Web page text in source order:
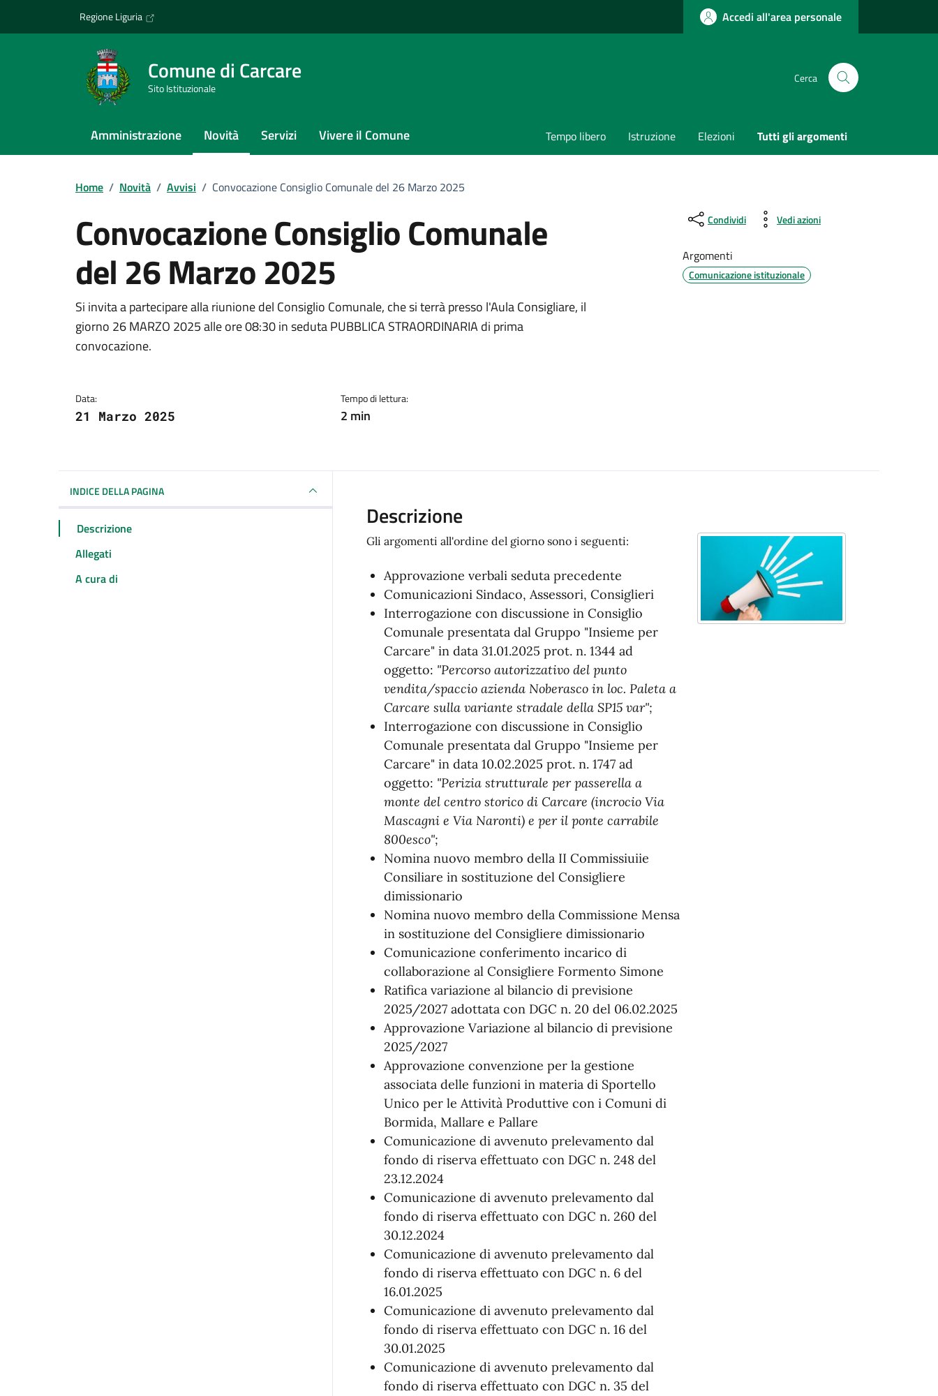
Regione Liguria Accedi all'area personale
Comune di Carcare
Sito Istituzionale
Cerca
Amministrazione Novità Servizi Vivere il Comune Tempo libero Istruzione Elezioni Tutti gli argomenti
Home / Novità / Avvisi / Convocazione Consiglio Comunale del 26 Marzo 2025
Convocazione Consiglio Comunale
del 26 Marzo 2025
Dettagli della notizia
Si invita a partecipare alla riunione del Consiglio Comunale, che si terrà presso l'Aula Consigliare, il
giorno 26 MARZO 2025 alle ore 08:30 in seduta PUBBLICA STRAORDINARIA di prima
convocazione.
Data:
21 Marzo 2025
Tempo di lettura:
2 min
Condividi Vedi azioni
Argomenti
Comunicazione istituzionale
INDICE DELLA PAGINA
Descrizione
Allegati
A cura di
Descrizione
Gli argomenti all'ordine del giorno sono i seguenti:
Approvazione verbali seduta precedente
Comunicazioni Sindaco, Assessori, Consiglieri
Interrogazione con discussione in Consiglio
Comunale presentata dal Gruppo "Insieme per
Carcare" in data 31.01.2025 prot. n. 1344 ad
oggetto: "Percorso autorizzativo del punto
vendita/spaccio azienda Noberasco in loc. Paleta a
Carcare sulla variante stradale della SP15 var";
Interrogazione con discussione in Consiglio
Comunale presentata dal Gruppo "Insieme per
Carcare" in data 10.02.2025 prot. n. 1747 ad
oggetto: "Perizia strutturale per passerella a
monte del centro storico di Carcare (incrocio Via
Mascagni e Via Naronti) e per il ponte carrabile
800esco";
Nomina nuovo membro della II Commissiuiie
Consiliare in sostituzione del Consigliere
dimissionario
Nomina nuovo membro della Commissione Mensa
in sostituzione del Consigliere dimissionario
Comunicazione conferimento incarico di
collaborazione al Consigliere Formento Simone
Ratifica variazione al bilancio di previsione
2025/2027 adottata con DGC n. 20 del 06.02.2025
Approvazione Variazione al bilancio di previsione
2025/2027
Approvazione convenzione per la gestione
associata delle funzioni in materia di Sportello
Unico per le Attività Produttive con i Comuni di
Bormida, Mallare e Pallare
Comunicazione di avvenuto prelevamento dal
fondo di riserva effettuato con DGC n. 248 del
23.12.2024
Comunicazione di avvenuto prelevamento dal
fondo di riserva effettuato con DGC n. 260 del
30.12.2024
Comunicazione di avvenuto prelevamento dal
fondo di riserva effettuato con DGC n. 6 del
16.01.2025
Comunicazione di avvenuto prelevamento dal
fondo di riserva effettuato con DGC n. 16 del
30.01.2025
Comunicazione di avvenuto prelevamento dal
fondo di riserva effettuato con DGC n. 35 del